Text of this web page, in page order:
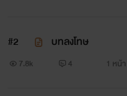
#2 บทลงโทษ
7.8k 4 1 หน้า